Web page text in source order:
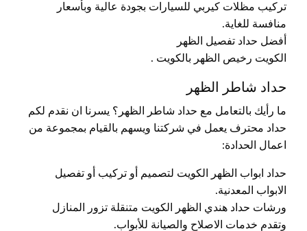
تركيب مظلات كيربي للسيارات بجودة عالية وبأسعار
منافسة للغاية.
أفضل حداد تفصيل الظهر
الكويت رخيص الظهر بالكويت .
حداد شاطر الظهر
ما رأيك بالتعامل مع حداد شاطر الظهر؟ يسرنا ان نقدم لكم
حداد محترف يعمل في شركتنا ويسهم بالقيام بمجموعة من
اعمال الحدادة:
حداد ابواب الظهر الكويت لتصميم أو تركيب أو تفصيل
الابواب المعدنية.
ورشات حداد هندي الظهر الكويت متنقلة تزور المنازل
وتقدم خدمات الاصلاح والصيانة للأبواب.